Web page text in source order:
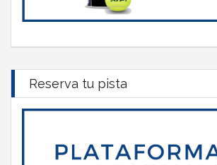
Reserva tu pista